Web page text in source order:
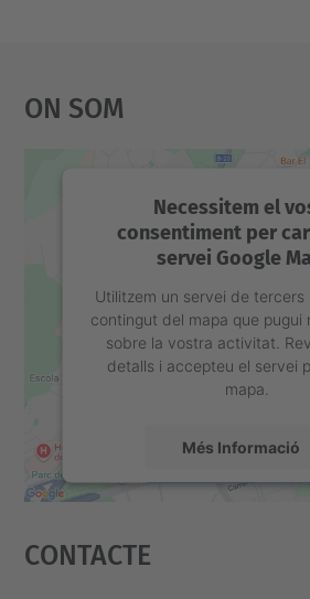
On Som
Necessitem el
consentiment per
servei Google
Utilitzem un servei de tercers
contingut del mapa que pugui
sobre la vostra activitat.
detalls i accepteu el servei
mapa.
Més Informació
powered by
Contacte